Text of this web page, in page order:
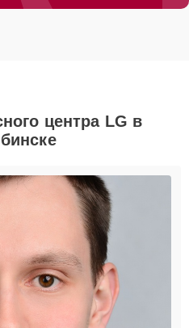
центра LG в